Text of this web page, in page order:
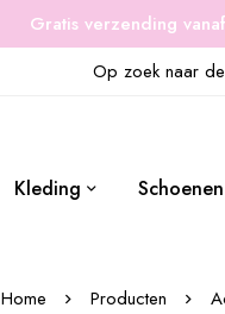
Gratis verzending
Op zoek naar
Kleding Schoenen
Home Producten